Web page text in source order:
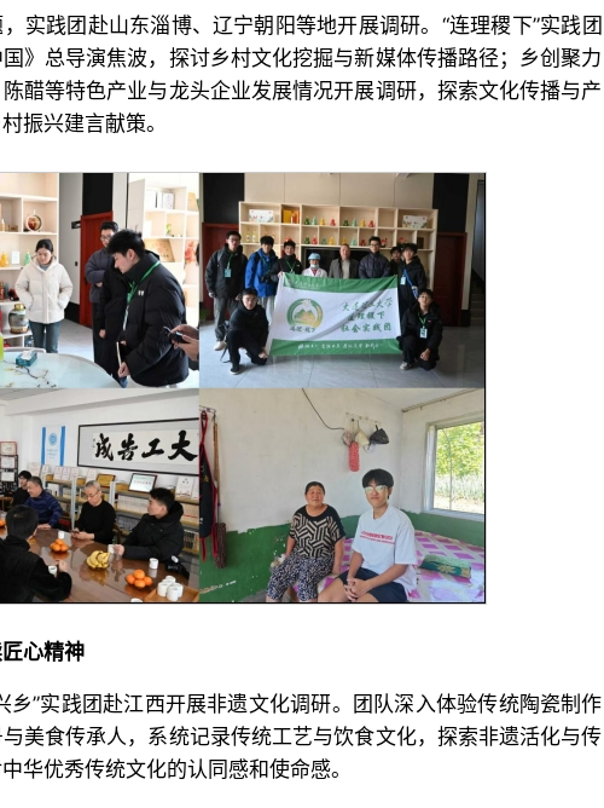
实践团赴山东淄博、辽宁朝阳等地开展调研。“连理稷下”实践团
》总导演焦波，探讨乡村文化挖掘与新媒体传播路径；乡创聚力
醋等特色产业与龙头企业发展情况开展调研，探索文化传播与产
振兴建言献策。
心精神
乡”实践团赴江西开展非遗文化调研。团队深入体验传统陶瓷制作
美食传承人，系统记录传统工艺与饮食文化，探索非遗活化与传
华优秀传统文化的认同感和使命感。